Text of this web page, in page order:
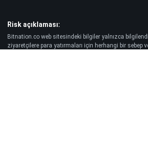
Risk açıklaması:
Bitnation.co web sitesindeki bilgiler yalnızca
ziyaretçilere para yatırmaları için herhangi bir sebep